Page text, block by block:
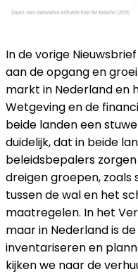
In de vorige
aan de opgang en
markt in Nederland en
Wetgeving en de
beide landen een
duidelijk, dat in beide
beleidsbepalers
dreigen groepen,
tussen de wal en het
maatregelen. In het
maar in Nederland is
inventariseren en
kijken we naar de